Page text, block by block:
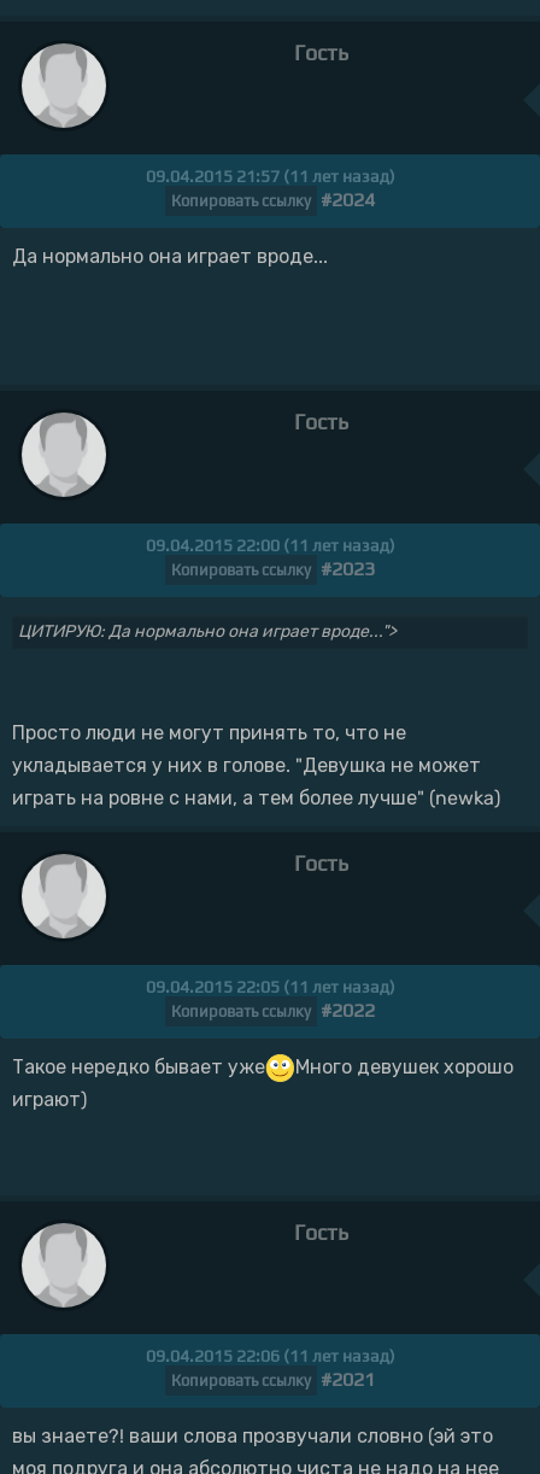
Гость
09.04.2015 21:57 (11 лет назад)
Копировать ссылку #2024
Да нормально она играет вроде...
Гость
09.04.2015 22:00 (11 лет назад)
Копировать ссылку #2023
ЦИТИРУЮ: Да нормально она играет вроде...">
Просто люди не могут принять то, что не
укладывается у них в голове. "Девушка не может
играть на ровне с нами, а тем более лучше" (newka)
Гость
09.04.2015 22:05 (11 лет назад)
Копировать ссылку #2022
Такое нередко бывает уже
Много девушек хорошо
играют)
Гость
09.04.2015 22:06 (11 лет назад)
Копировать ссылку #2021
вы знаете?! ваши слова прозвучали словно (эй это
моя подруга и она абсолютно чиста не надо на нее